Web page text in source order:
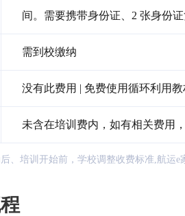
间。需要携带身份证、2 张身份
需到校缴纳
没有此费用 | 免费使用循环利用
未含在培训费内，如有相关费用
、培训开始前，学校调整收费标准,航运